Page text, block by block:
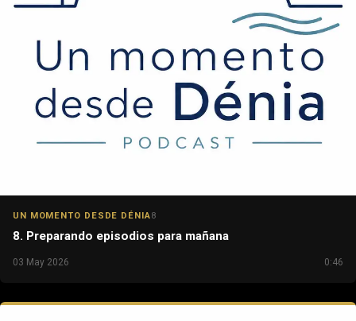
UN MOMENTO DESDE DÉNIA8
8. Preparando episodios para mañana
03 May 2026 0:46